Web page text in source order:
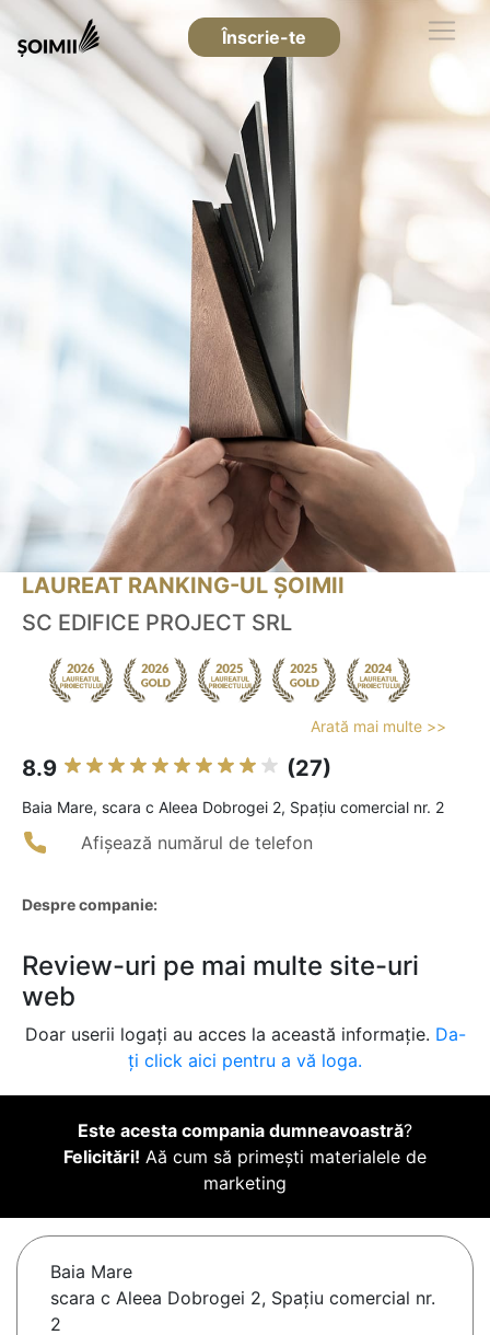
Înscrie-te
LAUREAT RANKING-UL ȘOIMII
SC EDIFICE PROJECT SRL
Arată mai multe >>
8.9 (27)
Baia Mare, scara c Aleea Dobrogei 2, Spațiu comercial nr. 2
Afișează numărul de telefon
Despre companie:
Review-uri pe mai multe site-uri
web
Doar userii logați au acces la această informație. Da-
ți click aici pentru a vă loga.
Este acesta compania dumneavoastră?
Felicitări! Aă cum să primești materialele de
marketing
Baia Mare
scara c Aleea Dobrogei 2, Spațiu comercial nr.
2